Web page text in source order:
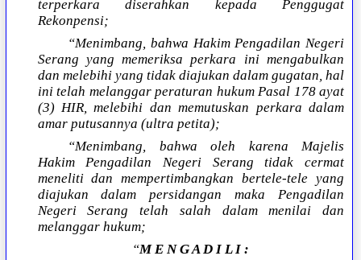
terperkara diserahkan kepada Penggugat
Rekonpensi;
“Menimbang, bahwa Hakim Pengadilan Negeri
Serang yang memeriksa perkara ini mengabulkan
dan melebihi yang tidak diajukan dalam gugatan, hal
ini telah melanggar peraturan hukum Pasal 178 ayat
(3) HIR, melebihi dan memutuskan perkara dalam
amar putusannya (ultra petita);
“Menimbang, bahwa oleh karena Majelis
Hakim Pengadilan Negeri Serang tidak cermat
meneliti dan mempertimbangkan bertele-tele yang
diajukan dalam persidangan maka Pengadilan
Negeri Serang telah salah dalam menilai dan
melanggar hukum;
“M E N G A D I L I :